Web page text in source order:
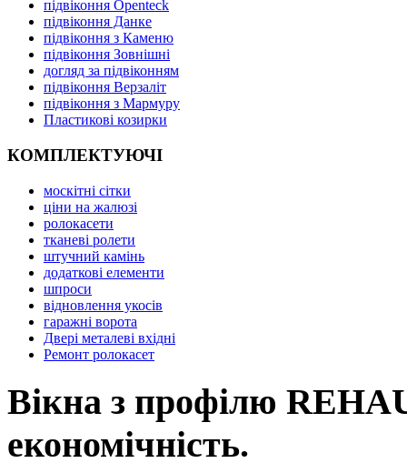
підвіконня Openteck
підвіконня Данке
підвіконня з Каменю
підвіконня Зовнішні
догляд за підвіконням
підвіконня Верзаліт
підвіконня з Мармуру
Пластикові козирки
КОМПЛЕКТУЮЧІ
москітні сітки
ціни на жалюзі
ролокасети
тканеві ролети
штучний камінь
додаткові елементи
шпроси
відновлення укосів
гаражні ворота
Двері металеві вхідні
Ремонт ролокасет
Вікна з профілю
економічність.